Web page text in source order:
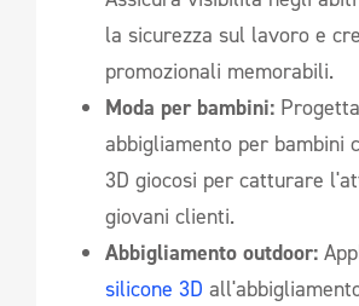
la sicurezza sul lavoro e
promozionali memorabili.
Moda per bambini: Progetta
abbigliamento per bambini
3D giocosi per catturare
giovani clienti.
Abbigliamento outdoor:
silicone 3D